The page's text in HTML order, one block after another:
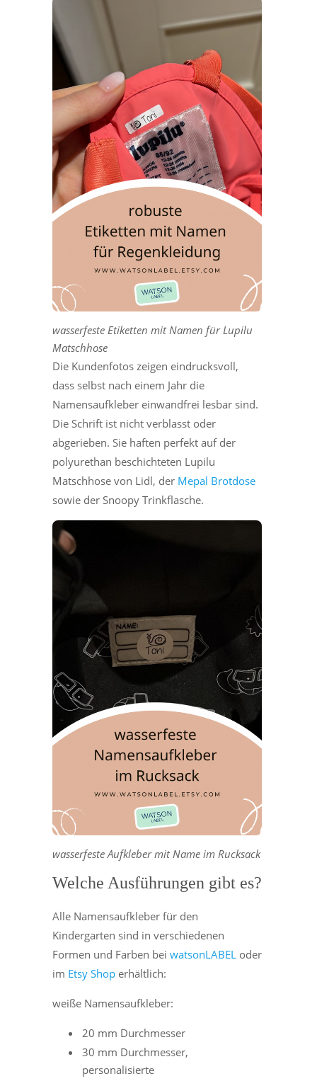
wasserfeste Etiketten mit Namen für Lupilu
Matschhose
Die Kundenfotos zeigen eindrucksvoll,
dass selbst nach einem Jahr die
Namensaufkleber einwandfrei lesbar sind.
Die Schrift ist nicht verblasst oder
abgerieben. Sie haften perfekt auf der
polyurethan beschichteten Lupilu
Matschhose von Lidl, der Mepal Brotdose
sowie der Snoopy Trinkflasche.
wasserfeste Aufkleber mit Name im Rucksack
Welche Ausführungen gibt es?
Alle Namensaufkleber für den
Kindergarten sind in verschiedenen
Formen und Farben bei watsonLABEL oder
im Etsy Shop erhältlich:
weiße Namensaufkleber:
20 mm Durchmesser
30 mm Durchmesser,
personalisierte